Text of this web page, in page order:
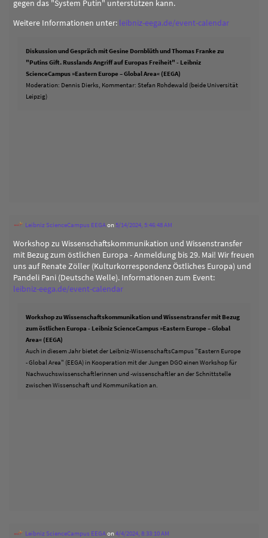
gegen das "System Putin" unterstützen kann.
Weitere Informationen unter: leibniz-eega.de/event-calendar
Diskussion und Gespräch mit Gesine Dornblüth und Thomas Franke zu
"Putins Gift. Russlands Angriff auf Europas Freiheit" - Leibniz
ScienceCampus »Eastern Europe – Global Area« (EEGA)
Moderation: Dennis Dierks, Kommentar: Stefan Rohdewald (beide Universität
Leipzig)
Leibniz ScienceCampus EEGAon5/14/2024, 5:46:48 AM
Workshop zu Wissenschaftskommunikation und Wissenstransfer
mit Bezug zum östlichen Europa - Anmeldung bis 29. Mai! Wir freuen
uns auf Renate Zöller (Kulturkorrespondenz Östliches Europa) und
Pandeli Pani (Deutsche Welle). Informationen zum Event:
leibniz-eega.de/event-calendar
Workshop zu Wissenschaftskommunikation und Wissenstransfer mit Bezug
zum östlichen Europa - Leibniz ScienceCampus »Eastern Europe – Global
Area« (EEGA)
Auch in diesem Jahr bietet der Leibniz-WissenschaftsCampus "Eastern Europe
- Global Area" (EEGA) in Kooperation mit der Jungen DGO einen Workshop für
Nachwuchswissenschaftlerinnen und -wissenschaftler an der Schnittstelle
zwischen Wissenschaft und Kommunikation an.
Leibniz ScienceCampus EEGAon4/4/2024, 8:33:10 AM